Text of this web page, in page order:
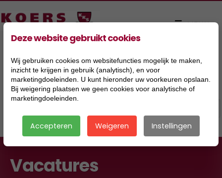
Vacatures
Deze website gebruikt cookies
Wij gebruiken cookies om websitefuncties mogelijk te maken,
inzicht te krijgen in gebruik (analytisch), en voor
marketingdoeleinden. U kunt hieronder uw voorkeuren opslaan.
Bij weigering plaatsen we geen cookies voor analytische of
marketingdoeleinden.
Accepteren Weigeren Instellingen